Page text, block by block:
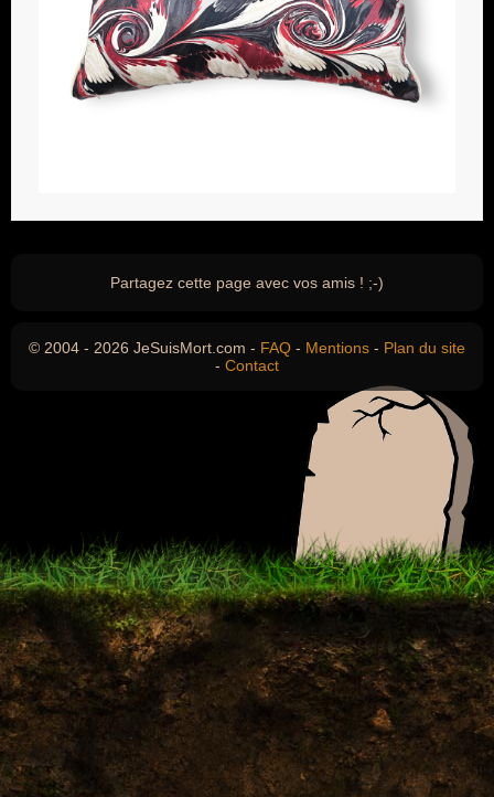
Partagez cette page avec vos amis ! ;-)
© 2004 - 2026 JeSuisMort.com - FAQ - Mentions - Plan du site
- Contact